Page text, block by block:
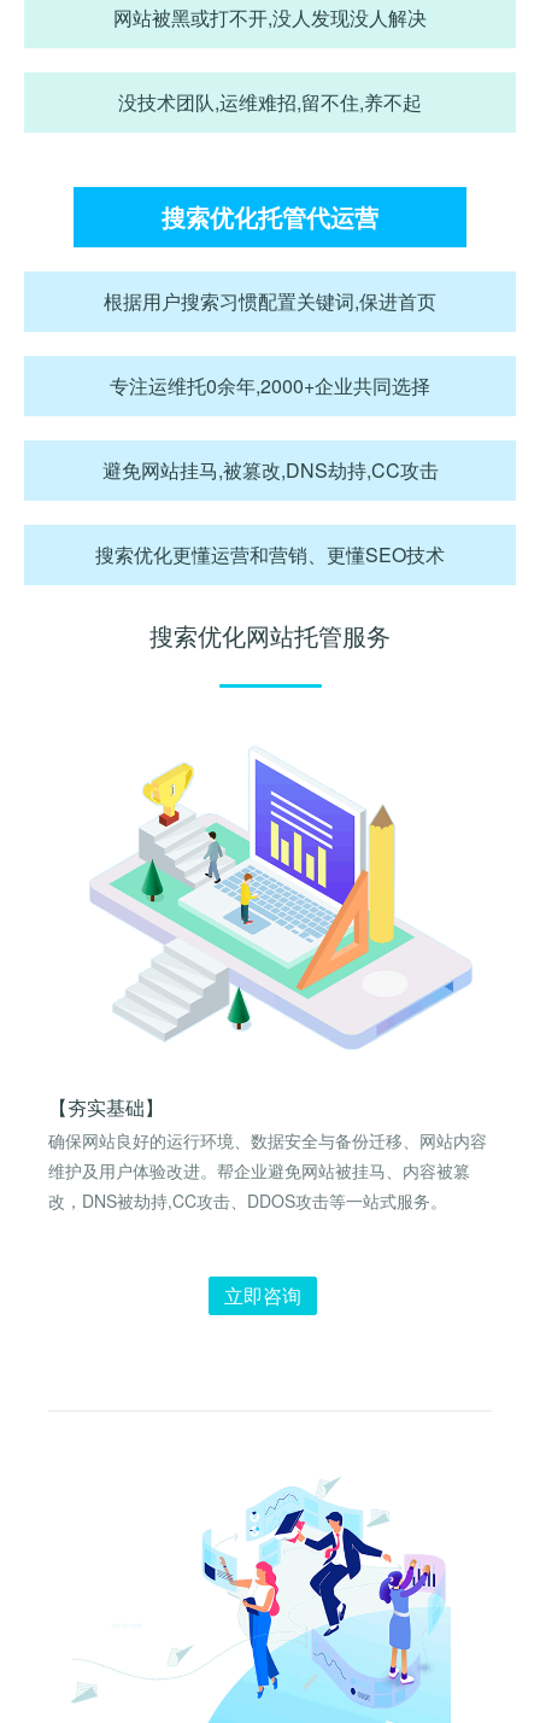
网站被黑或打不开,没人发现没人解决
没技术团队,运维难招,留不住,养不起
搜索优化托管代运营
根据用户搜索习惯配置关键词,保进首页
专注运维托0余年,2000+企业共同选择
避免网站挂马,被篡改,DNS劫持,CC攻击
搜索优化更懂运营和营销、更懂SEO技术
搜索优化网站托管服务
【夯实基础】
确保网站良好的运行环境、数据安全与备份迁移、网站内容
维护及用户体验改进。帮企业避免网站被挂马、内容被篡
改，DNS被劫持,CC攻击、DDOS攻击等一站式服务。
立即咨询